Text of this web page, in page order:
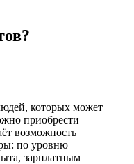
которых может
приобрести
возможность
по уровню
зарплатным